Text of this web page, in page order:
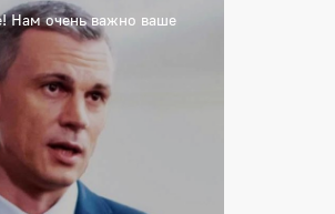
Нам очень важно ваше